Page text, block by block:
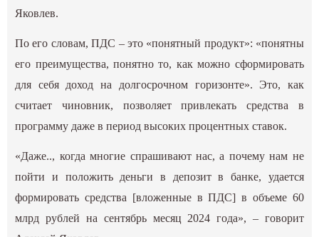
Яковлев.
По его словам, ПДС – это «понятный продукт»: «понятны
его преимущества, понятно то, как можно сформировать
для себя доход на долгосрочном горизонте». Это, как
считает чиновник, позволяет привлекать средства в
программу даже в период высоких процентных ставок.
«Даже.., когда многие спрашивают нас, а почему нам не
пойти и положить деньги в депозит в банке, удается
формировать средства [вложенные в ПДС] в объеме 60
млрд рублей на сентябрь месяц 2024 года», – говорит